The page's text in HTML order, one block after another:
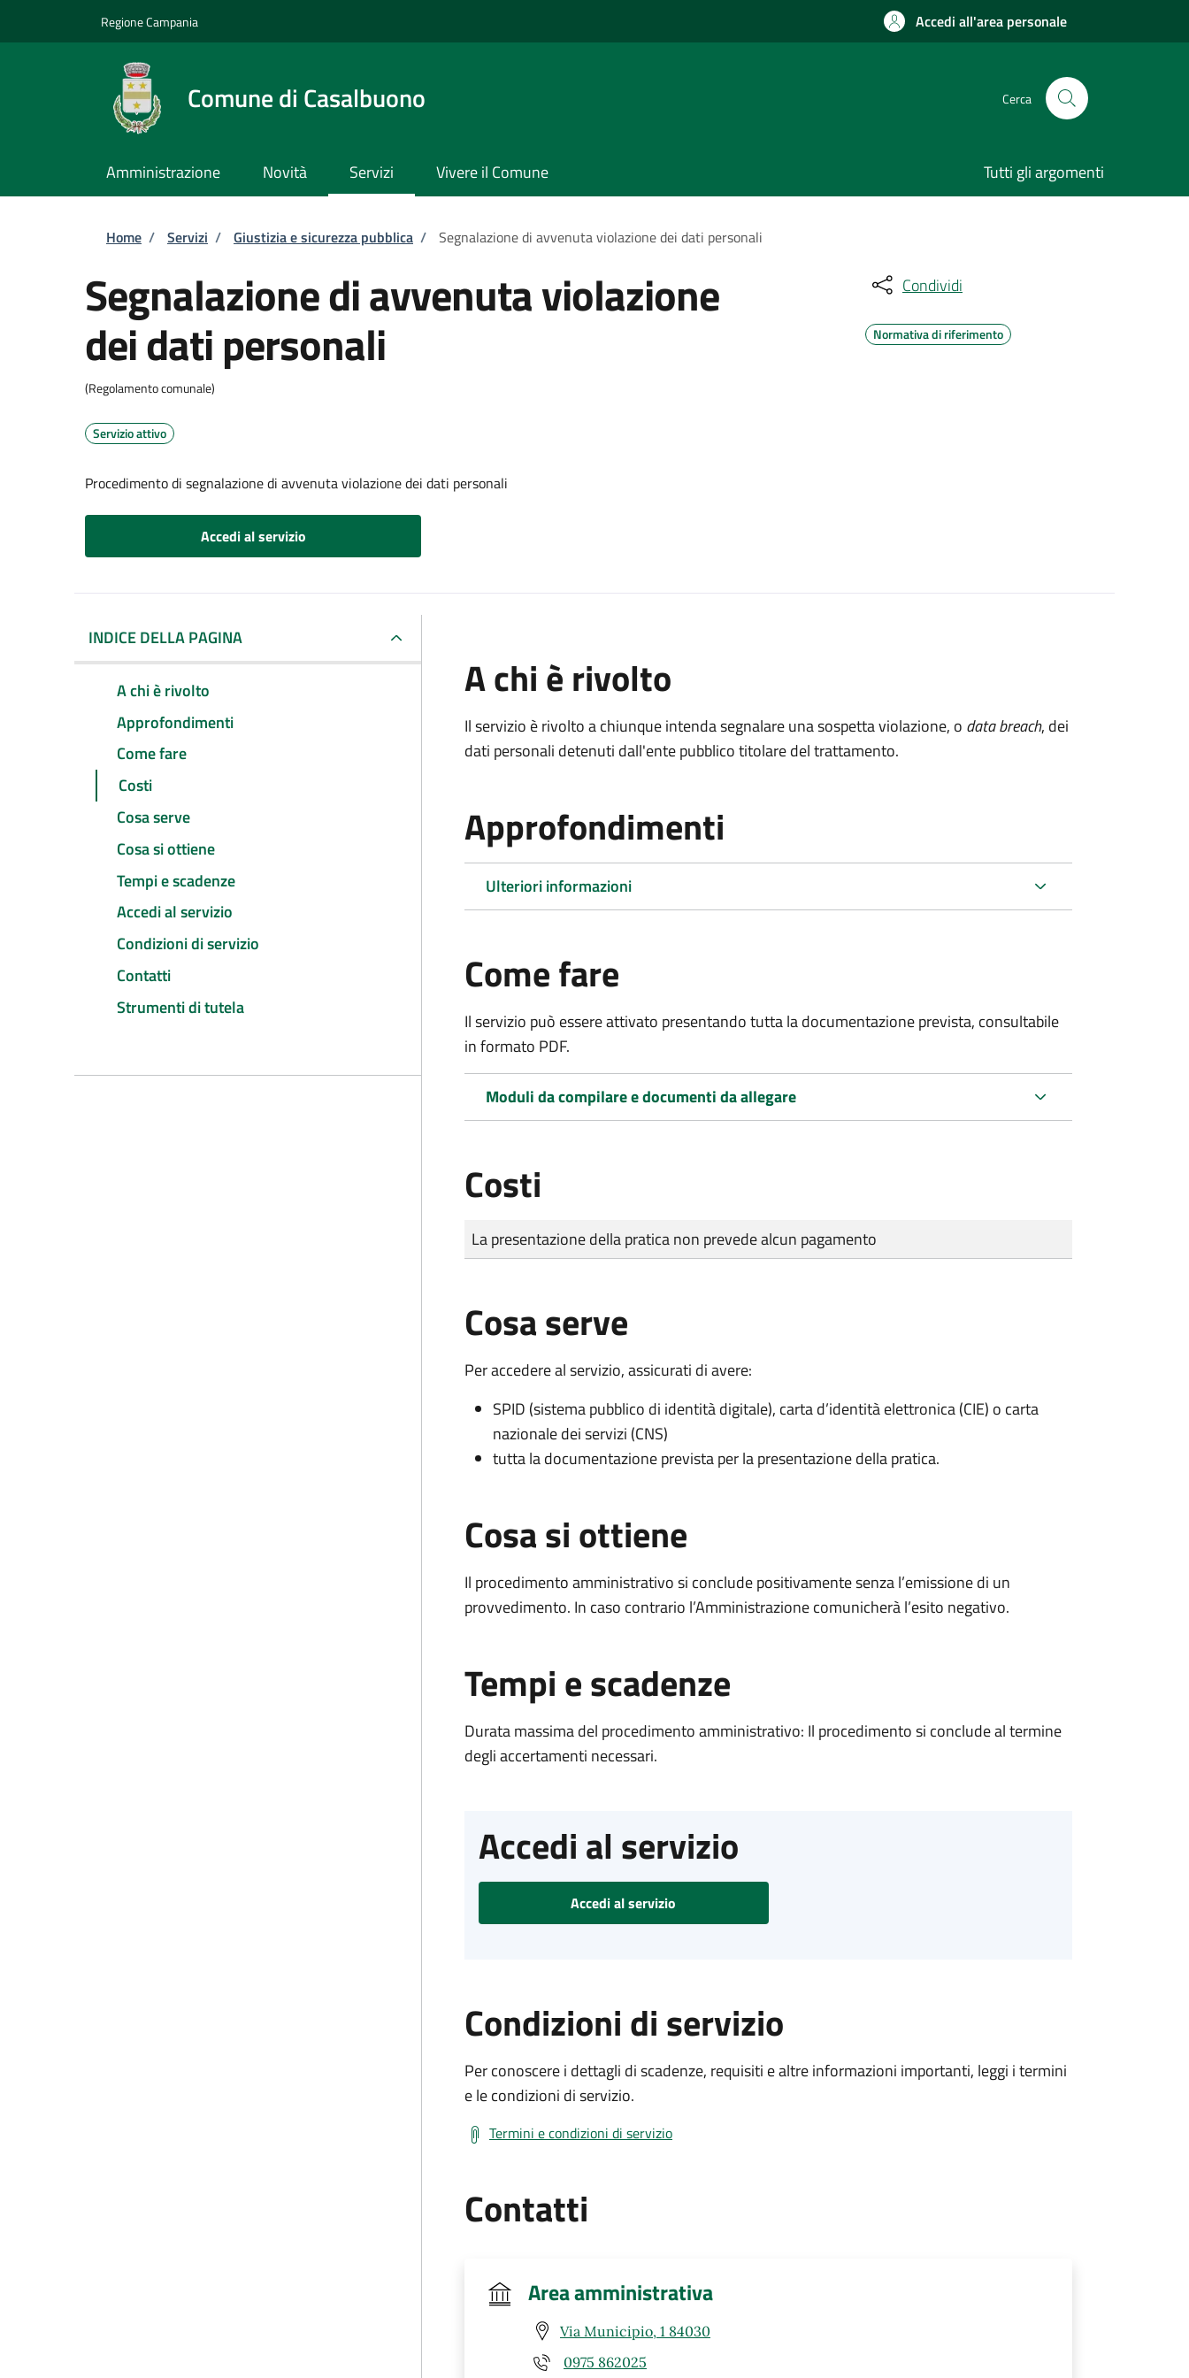
Regione Campania Accedi all'area personale
Comune di Casalbuono Cerca
Amministrazione Novità Servizi Vivere il Comune Tutti gli argomenti
Briciole di pane
Home / Servizi / Giustizia e sicurezza pubblica / Segnalazione di avvenuta violazione dei dati personali
Segnalazione di avvenuta violazione
dei dati personali
(Regolamento comunale)
Servizio attivo
Procedimento di segnalazione di avvenuta violazione dei dati personali
Accedi al servizio
Condividi
Normativa di riferimento
INDICE DELLA PAGINA
A chi è rivolto
Approfondimenti
Come fare
Costi
Cosa serve
Cosa si ottiene
Tempi e scadenze
Accedi al servizio
Condizioni di servizio
Contatti
Strumenti di tutela
A chi è rivolto
Il servizio è rivolto a chiunque intenda segnalare una sospetta violazione, o data breach, dei
dati personali detenuti dall'ente pubblico titolare del trattamento.
Approfondimenti
Ulteriori informazioni
Come fare
Il servizio può essere attivato presentando tutta la documentazione prevista, consultabile
in formato PDF.
Moduli da compilare e documenti da allegare
Costi
Tipo di pagamento
Importo
La presentazione della pratica non prevede alcun pagamento
Cosa serve
Per accedere al servizio, assicurati di avere:
SPID (sistema pubblico di identità digitale), carta d’identità elettronica (CIE) o carta
nazionale dei servizi (CNS)
tutta la documentazione prevista per la presentazione della pratica.
Cosa si ottiene
Il procedimento amministrativo si conclude positivamente senza l’emissione di un
provvedimento. In caso contrario l’Amministrazione comunicherà l’esito negativo.
Tempi e scadenze
Durata massima del procedimento amministrativo: Il procedimento si conclude al termine
degli accertamenti necessari.
Accedi al servizio
Accedi al servizio
Condizioni di servizio
Per conoscere i dettagli di scadenze, requisiti e altre informazioni importanti, leggi i termini
e le condizioni di servizio.
Termini e condizioni di servizio
Contatti
Area amministrativa
Via Municipio, 1 84030
0975 862025